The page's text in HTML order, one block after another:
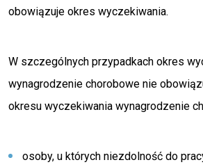
obowiązuje okres wyczekiwania.
W szczególnych przypadkach okres
wynagrodzenie chorobowe nie
okresu wyczekiwania wynagrodzenie
osoby, u których niezdolność do